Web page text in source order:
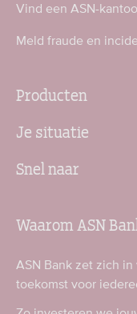
Vind een ASN-
Meld fraude en
Producten
Je situatie
Snel naar
Waarom ASN
ASN Bank zet zich
toekomst voor